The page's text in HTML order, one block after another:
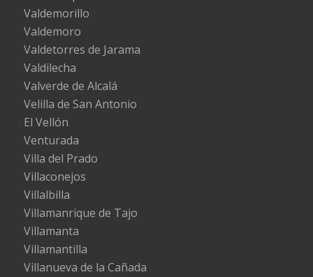
Valdemorillo
Valdemoro
Valdetorres de Jarama
Valdilecha
Valverde de Alcalá
Velilla de San Antonio
El Vellón
Venturada
Villa del Prado
Villaconejos
Villalbilla
Villamanrique de Tajo
Villamanta
Villamantilla
Villanueva de la Cañada